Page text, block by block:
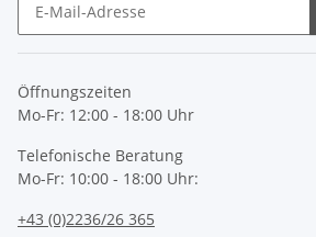
Öffnungszeiten
Mo-Fr: 12:00 - 18:00 Uhr
Telefonische Beratung
Mo-Fr: 10:00 - 18:00 Uhr:
+43 (0)2236/26 365